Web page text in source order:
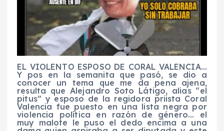
EL VIOLENTO ESPOSO DE CORAL VALENCIA…
Y pos en la semanita que pasó, se dio a
conocer un tema que me da pena ajena,
resulta que Alejandro Soto Látigo, alias “el
pitus” y esposo de la regidora priista Coral
Valencia fue puesto en una lista negra por
violencia política en razón de género… el
muy malote le puso el dedo encima a una